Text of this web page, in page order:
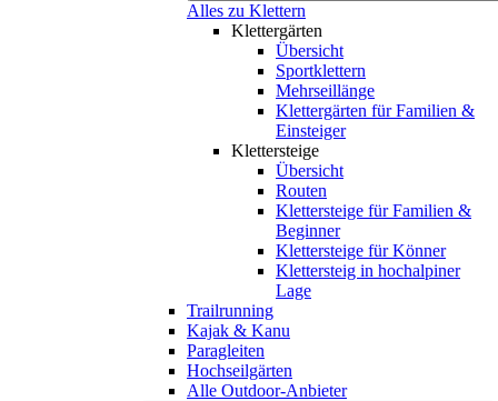
Alles zu Klettern
Klettergärten
Übersicht
Sportklettern
Mehrseillänge
Klettergärten für Familien &
Einsteiger
Klettersteige
Übersicht
Routen
Klettersteige für Familien &
Beginner
Klettersteige für Könner
Klettersteig in hochalpiner
Lage
Trailrunning
Kajak & Kanu
Paragleiten
Hochseilgärten
Alle Outdoor-Anbieter